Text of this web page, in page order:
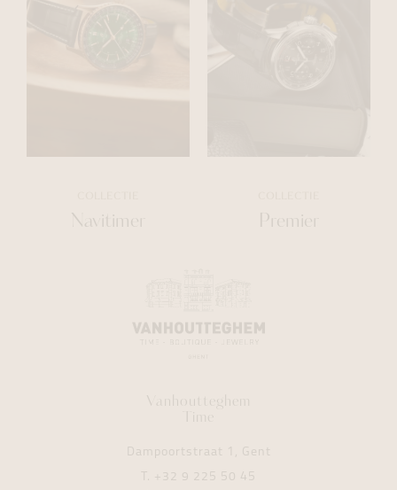
Navitimer Premier
Vanhoutteghem
Time
Dampoortstraat 1, Gent
T. +32 9 225 50 45